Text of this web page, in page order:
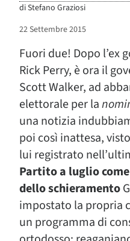
diStefano Graziosi
22 Settembre 2015
Fuori due! Dopo l’ex
Rick Perry, è ora il
Scott Walker, ad
elettorale per la
una notizia
poi così inattesa,
lui registrato
Partito a luglio
dello schieramento
impostato la propria
un programma di